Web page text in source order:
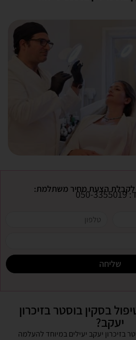
לקבלת הצעת מחיר משתלמת:
שליחה
בסקין בוסטר בזיכרון
יעקב?
בזיכרון יעקב יעילים במיוחד להעלמה